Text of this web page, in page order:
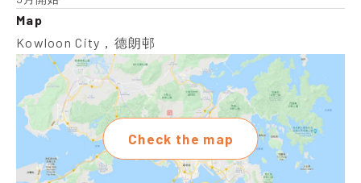
Map
Kowloon City，德朗邨
Check the map